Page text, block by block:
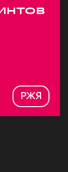
РЖЯ